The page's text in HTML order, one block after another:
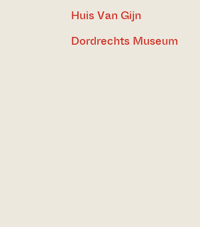
Huis Van Gijn
Dordrechts Museum